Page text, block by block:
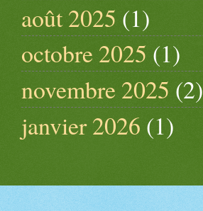
août 2025 (1)
octobre 2025 (1)
novembre 2025 (2)
janvier 2026 (1)